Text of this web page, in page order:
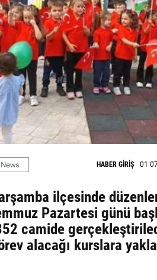
HABER GİRİŞ 01
ilçesinde
Pazartesi günü
camide
alacağı kurslara